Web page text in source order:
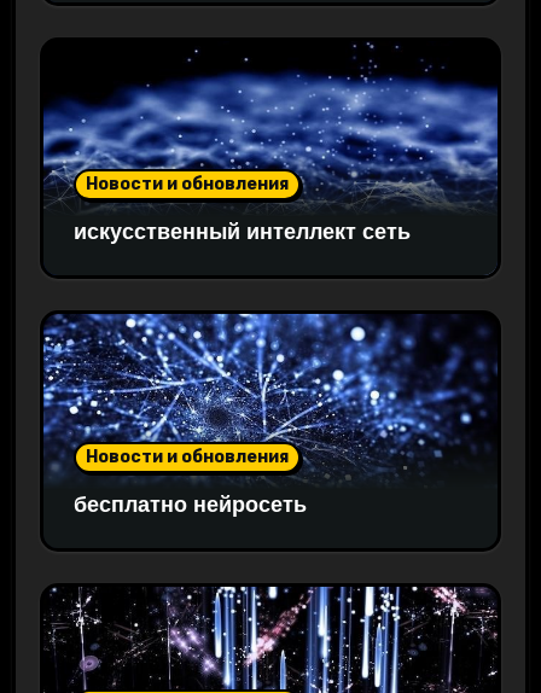
Новости и обновления
искусственный интеллект сеть
Новости и обновления
бесплатно нейросеть